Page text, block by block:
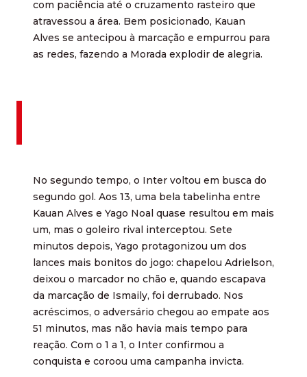
com paciência até o cruzamento rasteiro que
atravessou a área. Bem posicionado, Kauan
Alves se antecipou à marcação e empurrou para
as redes, fazendo a Morada explodir de alegria.
No segundo tempo, o Inter voltou em busca do
segundo gol. Aos 13, uma bela tabelinha entre
Kauan Alves e Yago Noal quase resultou em mais
um, mas o goleiro rival interceptou. Sete
minutos depois, Yago protagonizou um dos
lances mais bonitos do jogo: chapelou Adrielson,
deixou o marcador no chão e, quando escapava
da marcação de Ismaily, foi derrubado. Nos
acréscimos, o adversário chegou ao empate aos
51 minutos, mas não havia mais tempo para
reação. Com o 1 a 1, o Inter confirmou a
conquista e coroou uma campanha invicta.